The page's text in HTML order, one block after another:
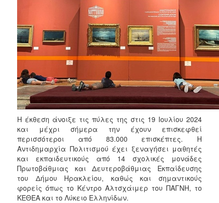
ΤΟΠΟΣ
ΠΟΛΙΤΙΣΜΟΣ
ΑΝΘΕΚΤΙΚΗ
ΠΟΛΗ
Η έκθεση άνοιξε τις πύλες της στις 19 Ιουλίου 2024
και μέχρι σήμερα την έχουν επισκεφθεί
περισσότεροι από 83.000 επισκέπτες. Η
Αντιδημαρχία Πολιτισμού έχει ξεναγήσει μαθητές
και εκπαιδευτικούς από 14 σχολικές μονάδες
Πρωτοβάθμιας και Δευτεροβάθμιας Εκπαίδευσης
του Δήμου Ηρακλείου, καθώς και σημαντικούς
φορείς όπως το Κέντρο Αλτσχάιμερ του ΠΑΓΝΗ, το
ΚΕΘΕΑ και το Λύκειο Ελληνίδων.